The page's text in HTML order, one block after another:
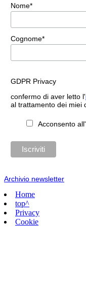
Nome*
Cognome*
GDPR Privacy
confermo di aver letto l'
al trattamento dei miei
Acconsento
Archivio newsletter
Home
top^
Privacy
Cookie